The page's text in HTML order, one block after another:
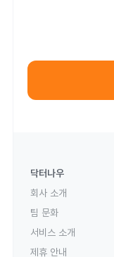
닥터나우
회사 소개
팀 문화
서비스 소개
제휴 안내